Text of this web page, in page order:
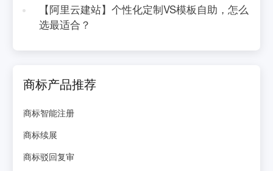
【阿里云建站】个性化定制VS模板自助，怎么
选最适合？
商标产品推荐
商标智能注册
商标续展
商标驳回复审